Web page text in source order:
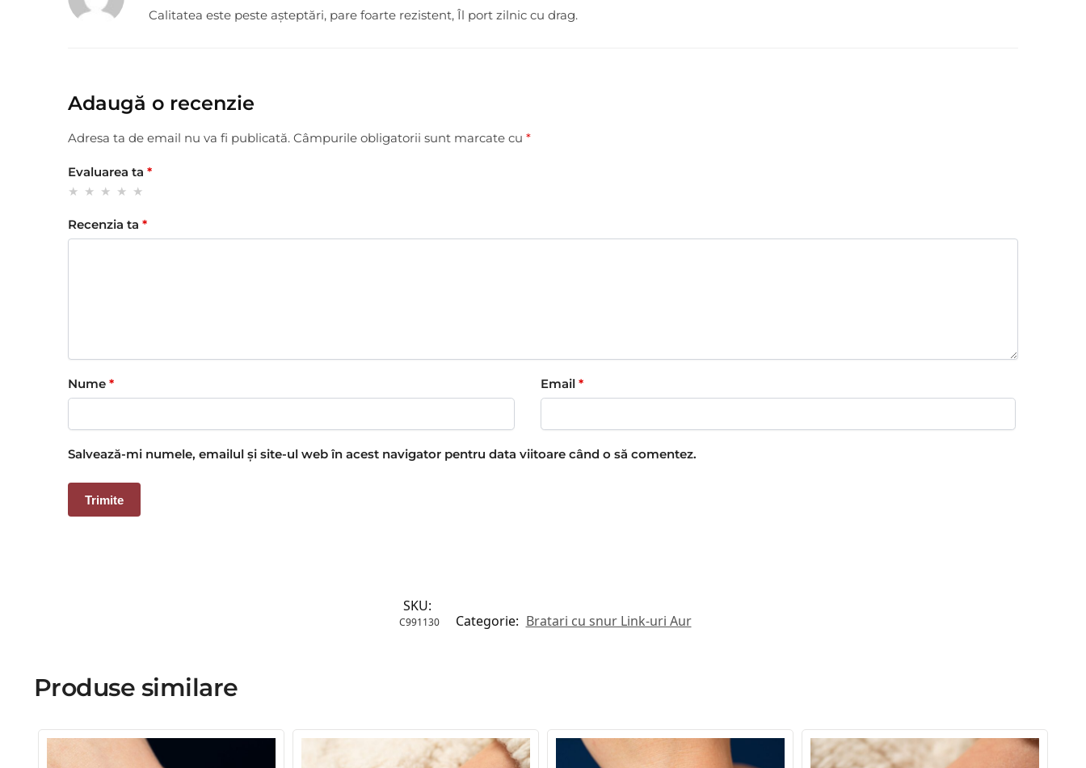
Calitatea este peste așteptări, pare foarte rezistent, Îl port zilnic cu drag.
Adaugă o recenzie
Adresa ta de email nu va fi publicată. Câmpurile obligatorii sunt marcate cu *
Evaluarea ta *
Recenzia ta *
Nume * Email *
Salvează-mi numele, emailul și site-ul web în acest navigator pentru data viitoare când o să comentez.
SKU:
C991130 Categorie: Bratari cu snur Link-uri Aur
Produse similare